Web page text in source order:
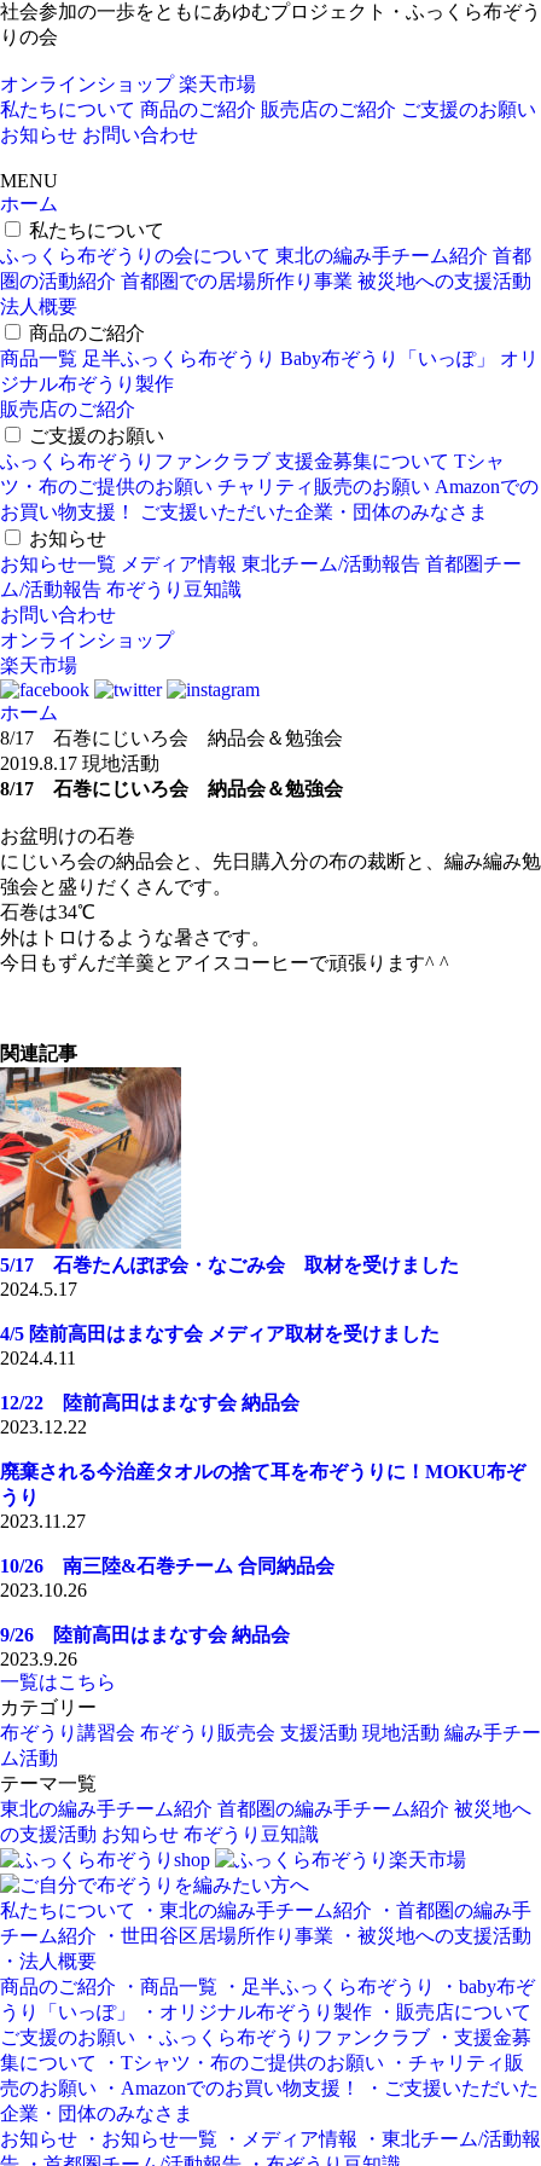
社会参加の一歩をともにあゆむプロジェクト・ふっくら布ぞう
りの会
オンラインショップ 楽天市場
私たちについて 商品のご紹介 販売店のご紹介 ご支援のお願い
お知らせ お問い合わせ
MENU
ホーム
私たちについて
ふっくら布ぞうりの会について 東北の編み手チーム紹介 首都
圏の活動紹介 首都圏での居場所作り事業 被災地への支援活動
法人概要
商品のご紹介
商品一覧 足半ふっくら布ぞうり Baby布ぞうり「いっぽ」
オリ
ジナル布ぞうり製作
販売店のご紹介
ご支援のお願い
ふっくら布ぞうりファンクラブ 支援金募集について Tシャ
ツ・布のご提供のお願い チャリティ販売のお願い Amazonでの
お買い物支援！
ご支援いただいた企業・団体のみなさま
お知らせ
お知らせ一覧 メディア情報 東北チーム/活動報告 首都圏チー
ム/活動報告 布ぞうり豆知識
お問い合わせ
オンラインショップ
楽天市場
ホーム
8/17 石巻にじいろ会 納品会＆勉強会
2019.8.17 現地活動
8/17 石巻にじいろ会 納品会＆勉強会
お盆明けの石巻
にじいろ会の納品会と、先日購入分の布の裁断と、編み編み勉
強会と盛りだくさんです。
石巻は34℃
外はトロけるような暑さです。
今日もずんだ羊羹とアイスコーヒーで頑張ります^ ^
関連記事
5/17 石巻たんぽぽ会・なごみ会 取材を受けました
2024.5.17
4/5 陸前高田はまなす会 メディア取材を受けました
2024.4.11
12/22 陸前高田はまなす会 納品会
2023.12.22
廃棄される今治産タオルの捨て耳を布ぞうりに！MOKU布ぞ
うり
2023.11.27
10/26 南三陸&石巻チーム 合同納品会
2023.10.26
9/26 陸前高田はまなす会 納品会
2023.9.26
一覧はこちら
カテゴリー
布ぞうり講習会 布ぞうり販売会 支援活動 現地活動 編み手チー
ム活動
テーマ一覧
東北の編み手チーム紹介 首都圏の編み手チーム紹介 被災地へ
の支援活動 お知らせ 布ぞうり豆知識
私たちについて ・東北の編み手チーム紹介
・首都圏の編み手
チーム紹介
・世田谷区居場所作り事業
・被災地への支援活動
・法人概要
商品のご紹介
・商品一覧 ・足半ふっくら布ぞうり
・baby布ぞ
うり「いっぽ」
・オリジナル布ぞうり製作
・販売店について
ご支援のお願い
・ふっくら布ぞうりファンクラブ
・支援金募
集について
・Tシャツ・布のご提供のお願い
・チャリティ販
売のお願い
・Amazonでのお買い物支援！
・ご支援いただいた
企業・団体のみなさま
お知らせ
・お知らせ一覧 ・メディア情報
・東北チーム/活動報